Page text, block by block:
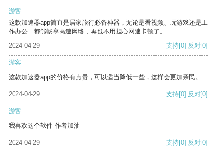
游客
这款加速器app简直是居家旅行必备神器，无论是看视频、玩游戏还是工
作办公，都能畅享高速网络，再也不用担心网速卡顿了。
2024-04-29
支持[0] 反对[0]
游客
这款加速器app的价格有点贵，可以适当降低一些，这样会更加亲民。
2024-04-29 支持[0] 反对[0]
游客
我喜欢这个软件 作者加油
2024-04-29 支持[0] 反对[0]